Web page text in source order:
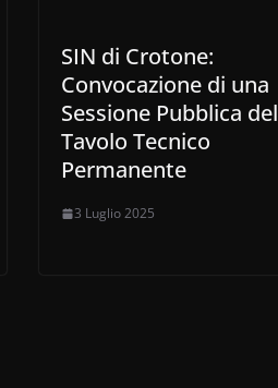
SIN di Crotone:
Convocazione di una
Sessione Pubblica del
Tavolo Tecnico
Permanente
3 Luglio 2025